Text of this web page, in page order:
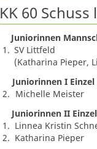
KK 60
Juniorinnen
1. SV Littfeld
(Katharina Pieper,
Juniorinnen I Einzel
2. Michelle Meister
Juniorinnen II Einzel
1. Linnea Kristin
2. Katharina Pieper